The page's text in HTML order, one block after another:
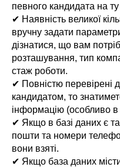
певного кандидата на
✔ Наявність великої
вручну задати
дізнатися, що вам
розташування, тип
стаж роботи.
✔ Повністю перевірені
кандидатом, то
інформацію (особливо в
✔ Якщо в базі даних є
пошти та номери
вони взяті.
✔ Якщо база даних